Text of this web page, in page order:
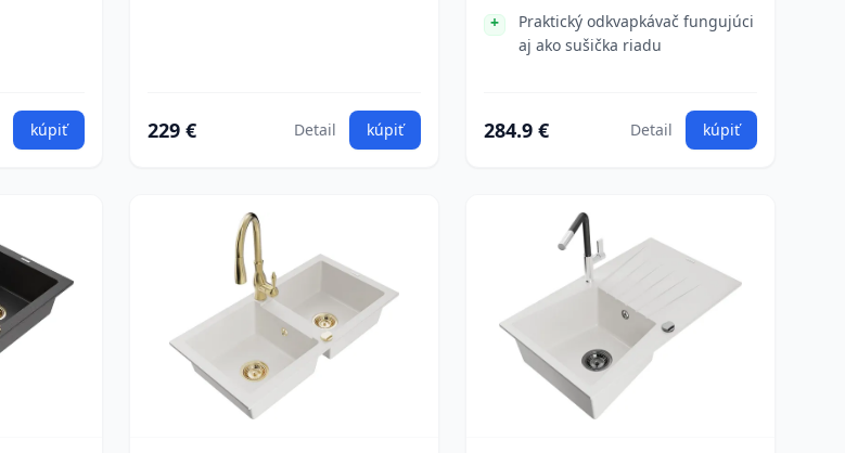
kúpiť 229 € Detail kúpiť
Praktický odkvapkávač fungujúci
aj ako sušička riadu
284.9 € Detail kúpiť